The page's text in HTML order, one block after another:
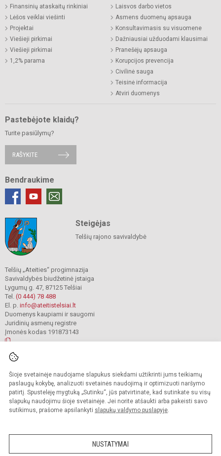
Šioje svetainėje naudojame slapukus siekdami užtikrinti jums teikiamų
paslaugų kokybę, analizuoti svetainės naudojimą ir optimizuoti naršymo
patirtį. Spustelėję mygtuką „Sutinku“, jūs patvirtinate, kad sutinkate su visų
slapukų naudojimu šioje svetainėje. Jei norite atšaukti arba pakeisti savo
sutikimus, prašome apsilankyti slapukų valdymo puslapyje.
NUSTATYMAI
Finansinių ataskaitų rinkiniai
Lėšos veiklai viešinti
Projektai
Viešieji pirkimai
Viešieji pirkimai
1,2% parama
Laisvos darbo vietos
Asmens duomenų apsauga
Konsultavimasis su visuomene
Dažniausiai užduodami klausimai
Pranešėjų apsauga
Korupcijos prevencija
Civilinė sauga
Teisinė informacija
Atviri duomenys
Pastebėjote klaidų?
Turite pasiūlymų?
RAŠYKITE
Bendraukime
Steigėjas
Telšių rajono savivaldybė
Telšių „Ateities“ progimnazija
Savivaldybės biudžetinė įstaiga
Lygumų g. 47, 87125 Telšiai
Tel. (0 444) 78 488
El. p. info@ateitistelsiai.lt
Duomenys kaupiami ir saugomi
Juridinių asmenų registre
Įmonės kodas 191873143
Kopijuoti turinį be raštiško progimnazijos administracijos sutikimo griežtai
draudžiama.
Prieinamumo paraiška Slapukų valdymas
Sumanus būdas atnaujinti